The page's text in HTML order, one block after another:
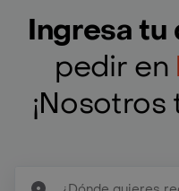
Ingresa
pedir en